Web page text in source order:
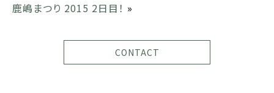
鹿嶋まつり 2015 2日目！ »
CONTACT